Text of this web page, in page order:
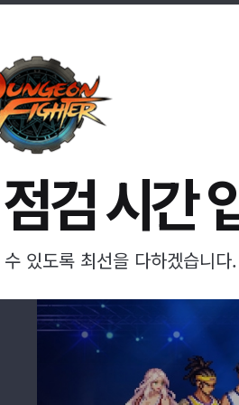
검 시간
있도록 최선을 다하겠습니다.